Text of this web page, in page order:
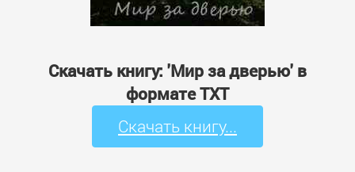
Скачать книгу: 'Мир за дверью' в
формате TXT
Скачать книгу...